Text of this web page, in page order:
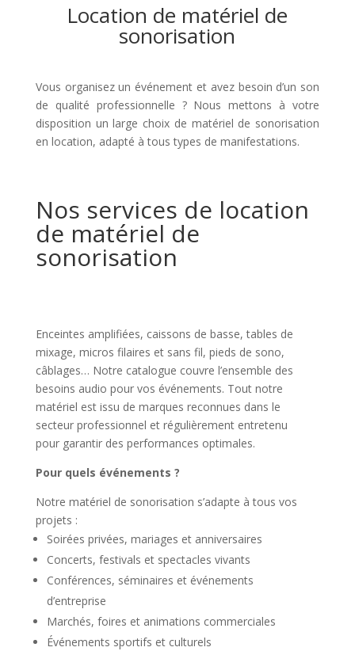
Location de matériel de
sonorisation
Vous organisez un événement et avez besoin d’un son
de qualité professionnelle ? Nous mettons à votre
disposition un large choix de matériel de sonorisation
en location, adapté à tous types de manifestations.
Nos services de location
de matériel de
sonorisation
Enceintes amplifiées, caissons de basse, tables de
mixage, micros filaires et sans fil, pieds de sono,
câblages… Notre catalogue couvre l’ensemble des
besoins audio pour vos événements. Tout notre
matériel est issu de marques reconnues dans le
secteur professionnel et régulièrement entretenu
pour garantir des performances optimales.
Pour quels événements ?
Notre matériel de sonorisation s’adapte à tous vos
projets :
Soirées privées, mariages et anniversaires
Concerts, festivals et spectacles vivants
Conférences, séminaires et événements
d’entreprise
Marchés, foires et animations commerciales
Événements sportifs et culturels